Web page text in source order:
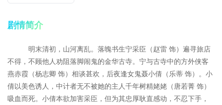
剧情简介
明末清初，山河离乱。落魄书生宁采臣（赵雷 饰）遍寻旅店
不得，不顾他人劝阻落脚闹鬼的金华古寺。宁与古寺中的方外侠客
燕赤霞（杨志卿 饰）相谈甚欢，后夜逢女鬼聂小倩（乐蒂 饰）。小
倩以美色诱人，中计者无不被她的主人千年树精姥姥（唐若菁 饰）
吸血而死。小倩本欲加害采臣，但为其忠厚耿直感动，不忍下手，